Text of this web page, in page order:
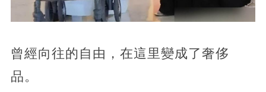
曾經向往的自由，在這里變成了奢侈
品。